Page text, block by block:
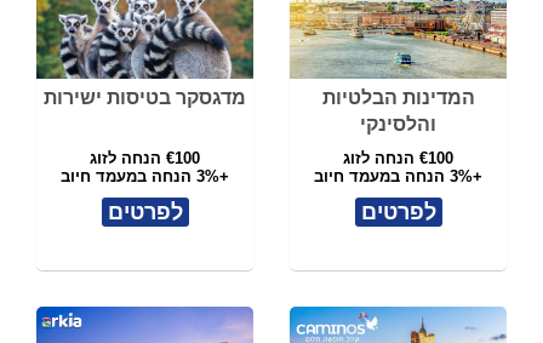
המדינות הבלטיות
והלסינקי
€100 הנחה לזוג
+3% הנחה במעמד חיוב
לפרטים
מדגסקר בטיסות ישירות
€100 הנחה לזוג
+3% הנחה במעמד חיוב
לפרטים